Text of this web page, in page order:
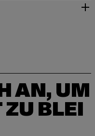
AN, UM
BLEI